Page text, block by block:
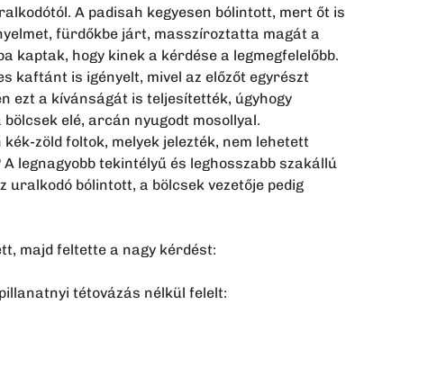
A padisah kegyesen bólintott, mert őt is
fürdőkbe járt, masszíroztatta magát a
kaptak, hogy kinek a kérdése a legmegfelelőbb.
kaftánt is igényelt, mivel az előzőt egyrészt
ezt a kívánságát is teljesítették, úgyhogy
elé, arcán nyugodt mosollyal.
zöld foltok, melyek jelezték, nem lehetett
legnagyobb tekintélyű és leghosszabb szakállú
uralkodó bólintott, a bölcsek vezetője pedig
majd feltette a nagy kérdést:
tétovázás nélkül felelt: